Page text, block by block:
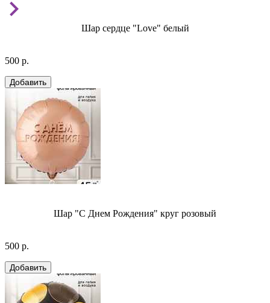
Шар сердце "Love" белый
500 р.
Шар "С Днем Рождения" круг розовый
500 р.